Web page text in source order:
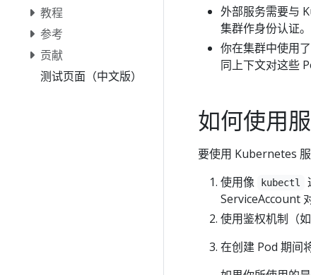
教程
参考
贡献
测试页面（中文版）
外部服务需要与
集群作身份认证。
你在集群中使用
同上下文对这些
如何使用
要使用 Kubernetes 服
使用像
kubectl
ServiceAccount
使用鉴权机制（如
在创建 Pod 期间